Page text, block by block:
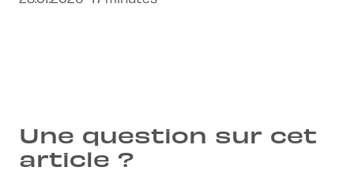
ta sécurité et comment l'application
Une question sur cet
article ?